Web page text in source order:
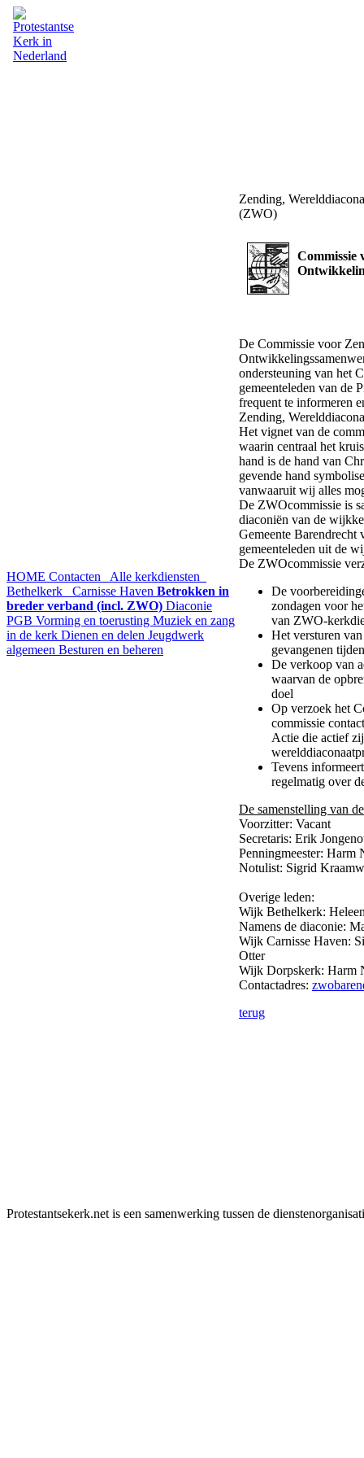
HOME Contacten
Alle kerkdiensten
Bethelkerk
Carnisse Haven Betrokken in
breder verband (incl. ZWO) Diaconie
PGB Vorming en toerusting Muziek en zang
in de kerk Dienen en delen Jeugdwerk
algemeen Besturen en beheren
Zending,
(ZWO)
Commissie
De Commissie voor
ondersteuning van het
gemeenteleden van de
frequent te informeren
Zending,
Het vignet van de
waarin centraal het
hand is de hand van
gevende hand
vanwaaruit wij alles
De ZWOcommissie is
diaconiën van de
Gemeente Barendrecht
gemeenteleden uit de
De ZWOcommissie
De
zondagen voor
van ZWO-
Het versturen
gevangenen
De verkoop van
waarvan de
doel
Op verzoek het
commissie
Actie die actief
Tevens
regelmatig over
De samenstelling van
Voorzitter: Vacant
Secretaris: Erik
Penningmeester: Harm
Notulist: Sigrid
Overige leden:
Wijk Bethelkerk:
Namens de diaconie:
Wijk Carnisse Haven:
Otter
Wijk Dorpskerk: Harm
Contactadres:
terug
Protestantsekerk.net is een samenwerking tussen de